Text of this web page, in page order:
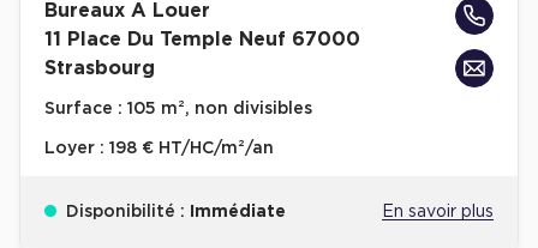
Bureaux A Louer
11 Place Du Temple Neuf 67000
Strasbourg
Surface : 105 m², non divisibles
Loyer : 198 € HT/HC/m²/an
Disponibilité : Immédiate En savoir plus